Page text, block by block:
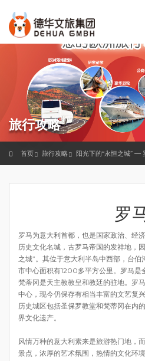
旅行攻略
首页 旅行攻略 阳光下的“永恒之城” —
罗
罗马为意大利首都，也是国家政治、经
历史文化名城，古罗马帝国的发祥地，
之城”。其位于意大利半岛中西部，台伯
市中心面积有1200多平方公里。罗马是
梵蒂冈是天主教教皇和教廷的驻地。罗
中心，现今仍保存有相当丰富的文艺复
历史城区包括圣保罗教堂和梵蒂冈在内
界文化遗产。
风情万种的意大利素来是旅游热门地，
景点，浓厚的艺术氛围，热情的文化环